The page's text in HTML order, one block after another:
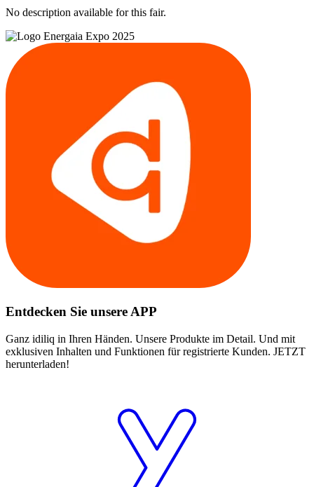
No description available for this fair.
Entdecken Sie unsere APP
Ganz idiliq in Ihren Händen. Unsere Produkte im Detail. Und mit
exklusiven Inhalten und Funktionen für registrierte Kunden. JETZT
herunterladen!